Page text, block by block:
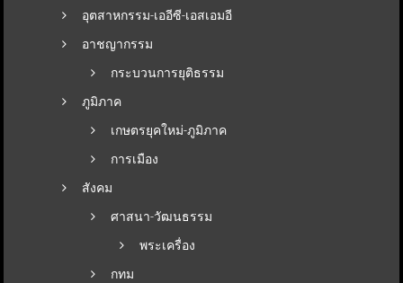
อุตสาหกรรม-เออีซี-เอสเอมอี
อาชญากรรม
กระบวนการยุติธรรม
ภูมิภาค
เกษตรยุคใหม่-ภูมิภาค
การเมือง
สังคม
ศาสนา-วัฒนธรรม
พระเครื่อง
กทม